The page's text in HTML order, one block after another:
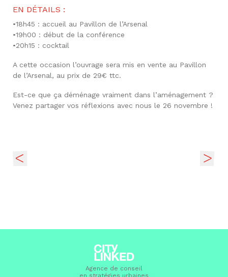
EN DÉTAILS :
•18h45 : accueil au Pavillon de l’Arsenal
•19h00 : début de la conférence
•20h15 : cocktail
A cette occasion l’ouvrage sera mis en vente au Pavillon
de l’Arsenal, au prix de 29€ ttc.
Est-ce que ça déménage vraiment dans l’aménagement ?
Venez partager vos réflexions avec nous le 26 novembre !
Agence de conseil
en stratégies urbaines